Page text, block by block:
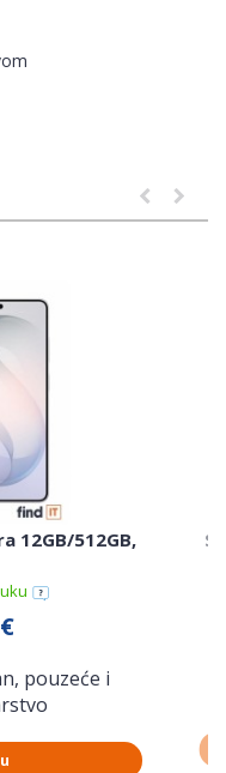
12GB/512GB,
pouzeće i